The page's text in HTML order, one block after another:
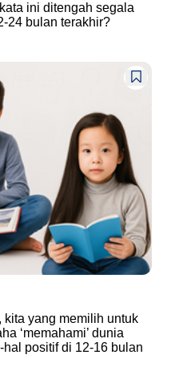
ini ditengah segala
24 bulan terakhir?
kita yang memilih untuk
‘memahami’ dunia
positif di 12-16 bulan